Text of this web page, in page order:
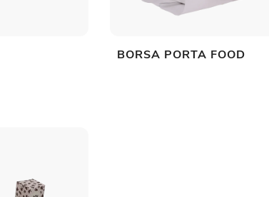
BORSA PORTA FOOD